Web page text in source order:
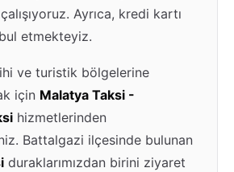
Ayrıca, kredi kartı
etmekteyiz.
ve turistik bölgelerine
için Malatya Taksi -
hizmetlerinden
Battalgazi ilçesinde bulunan
duraklarımızdan birini ziyaret